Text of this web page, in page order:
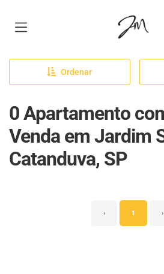
Página
Ordenar
0 Apartamento
Venda em Jardim
Catanduva, SP
‹ 1 ›